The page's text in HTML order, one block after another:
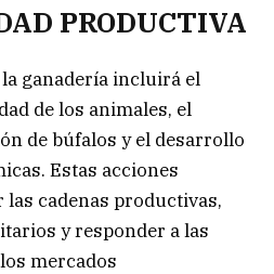
PRODUCTIVA
ganadería incluirá el
de los animales, el
de búfalos y el desarrollo
Estas acciones
cadenas productivas,
y responder a las
mercados